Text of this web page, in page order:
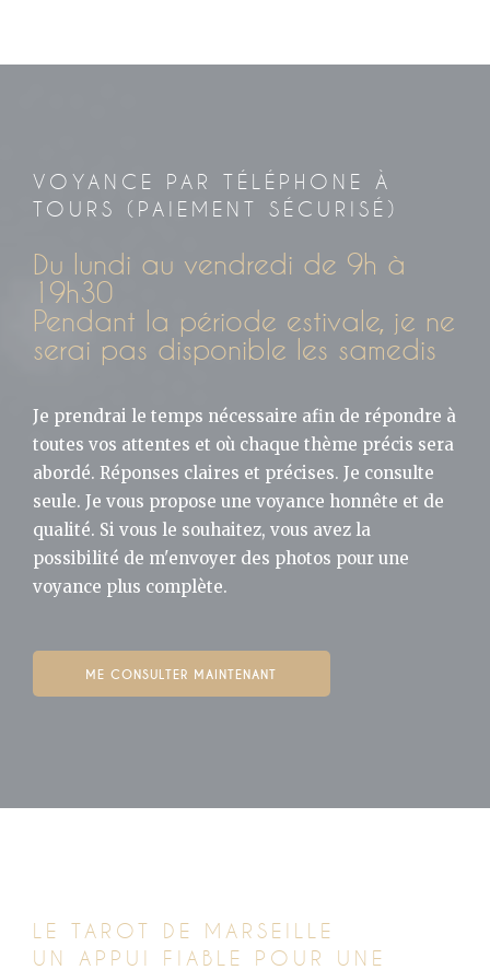
VOYANCE PAR TÉLÉPHONE À
TOURS (PAIEMENT SÉCURISÉ)
Du lundi au vendredi de 9h à
19h30
Pendant la période estivale, je ne
serai pas disponible les samedis
Je prendrai le temps nécessaire afin de répondre à
toutes vos attentes et où chaque thème précis sera
abordé. Réponses claires et précises. Je consulte
seule. Je vous propose une voyance honnête et de
qualité. Si vous le souhaitez, vous avez la
possibilité de m'envoyer des photos pour une
voyance plus complète.
ME CONSULTER MAINTENANT
LE TAROT DE MARSEILLE
UN APPUI FIABLE POUR UNE